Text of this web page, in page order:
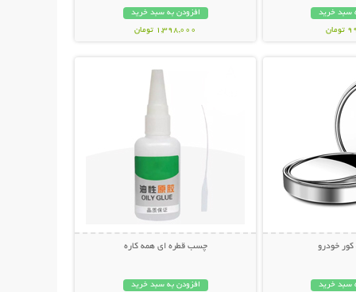
سبد خرید
افزودن به سبد خرید
1,398,000 تومان
کور خودرو
سبد خرید
چسب قطره ای همه کاره
افزودن به سبد خرید